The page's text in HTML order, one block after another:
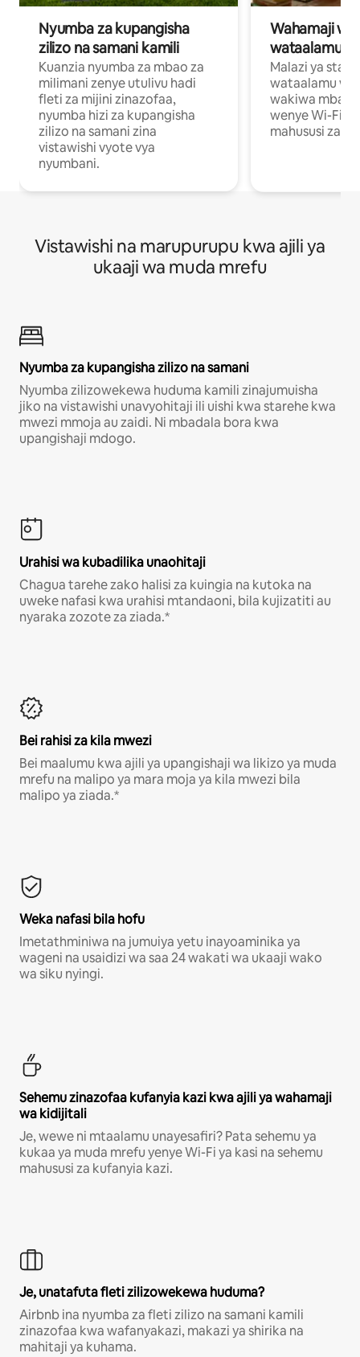
Nyumba za kupangisha
zilizo na samani kamili
Kuanzia nyumba za mbao za
milimani zenye utulivu hadi
fleti za mijini zinazofaa,
nyumba hizi za kupangisha
zilizo na samani zina
vistawishi vyote vya
nyumbani.
Wahamaji
wataalamu
Malazi ya
wataalamu
wakiwa mbali
wenye Wi-Fi
mahususi za
Vistawishi na marupurupu kwa ajili ya
ukaaji wa muda mrefu
Nyumba za kupangisha zilizo na samani
Nyumba zilizowekewa huduma kamili zinajumuisha
jiko na vistawishi unavyohitaji ili uishi kwa starehe kwa
mwezi mmoja au zaidi. Ni mbadala bora kwa
upangishaji mdogo.
Urahisi wa kubadilika unaohitaji
Chagua tarehe zako halisi za kuingia na kutoka na
uweke nafasi kwa urahisi mtandaoni, bila kujizatiti au
nyaraka zozote za ziada.*
Bei rahisi za kila mwezi
Bei maalumu kwa ajili ya upangishaji wa likizo ya muda
mrefu na malipo ya mara moja ya kila mwezi bila
malipo ya ziada.*
Weka nafasi bila hofu
Imetathminiwa na jumuiya yetu inayoaminika ya
wageni na usaidizi wa saa 24 wakati wa ukaaji wako
wa siku nyingi.
Sehemu zinazofaa kufanyia kazi kwa ajili ya wahamaji
wa kidijitali
Je, wewe ni mtaalamu unayesafiri? Pata sehemu ya
kukaa ya muda mrefu yenye Wi-Fi ya kasi na sehemu
mahususi za kufanyia kazi.
Je, unatafuta fleti zilizowekewa huduma?
Airbnb ina nyumba za fleti zilizo na samani kamili
zinazofaa kwa wafanyakazi, makazi ya shirika na
mahitaji ya kuhama.